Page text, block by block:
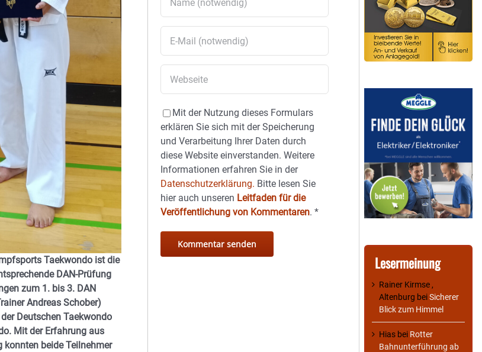
Taekwondo ist die
DAN-Prüfung
zum 1. bis 3. DAN
Andreas Schober)
Deutschen Taekwondo
Mit der Erfahrung aus
beide Teilnehmer
Mit der Nutzung dieses Formulars
erklären Sie sich mit der Speicherung
und Verarbeitung Ihrer Daten durch
diese Website einverstanden. Weitere
Informationen erfahren Sie in der
Datenschutzerklärung. Bitte lesen Sie
hier auch unseren Leitfaden für die
Veröffentlichung von Kommentaren.*
Lesermeinung
Rainer Kirmse ,
Altenburg beiSicherer
Blick zum Himmel
Hias bei Rotter
Bahnunterführung ab